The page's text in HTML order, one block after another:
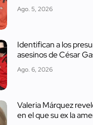
Ago. 5, 2026
Identifican a los
asesinos de César
Ago. 6, 2026
Valeria Márquez
en el que su ex la